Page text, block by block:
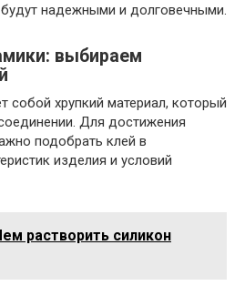
надежными и долговечными.
выбираем
собой хрупкий материал, который
Для достижения
подобрать клей в
изделия и условий
растворить силикон